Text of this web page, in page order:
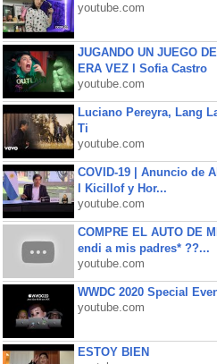
youtube.com
JUGANDO UN JUEGO
ERA VEZ l Sofia Castro
youtube.com
Luciano Pereyra, Lang
Ti
youtube.com
COVID-19 | Anuncio de
l Kicillof y Hor...
youtube.com
COMPRE EL AUTO DE
endi a mis padres* ??...
youtube.com
WWDC 2020 Special
youtube.com
ESTOY BIEN